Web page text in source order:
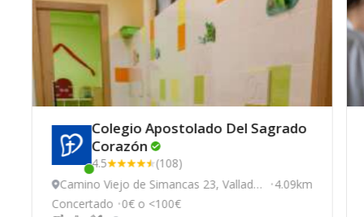
Este centro ha estado online recientemente
Colegio Apostolado Del Sagrado
Corazón
4.5
(108)
Camino Viejo de Simancas 23, Valladoli
d
4.09km
Concertado 0€ o <100€